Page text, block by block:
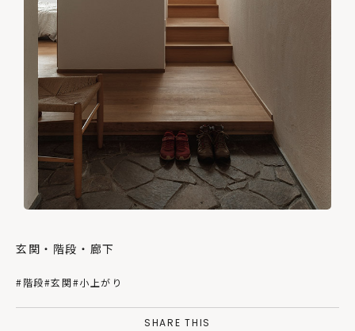
玄関・階段・廊下
#階段#玄関#小上がり
SHARE THIS